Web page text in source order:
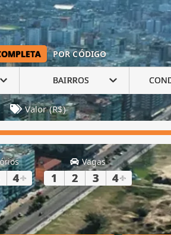
POR CÓDIGO
BAIRROS
Valor (R$)
4+
Vagas
1 2 3 4+